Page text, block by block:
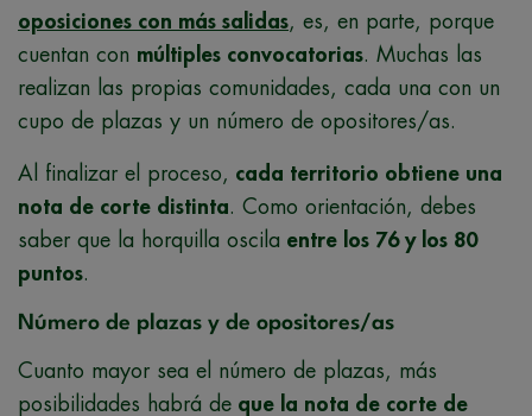
oposiciones con más salidas, es, en parte, porque
cuentan con múltiples convocatorias. Muchas las
realizan las propias comunidades, cada una con un
cupo de plazas y un número de opositores/as.
Al finalizar el proceso, cada territorio obtiene una
nota de corte distinta. Como orientación, debes
saber que la horquilla oscila entre los 76 y los 80
puntos.
Número de plazas y de opositores/as
Cuanto mayor sea el número de plazas, más
posibilidades habrá de que la nota de corte de